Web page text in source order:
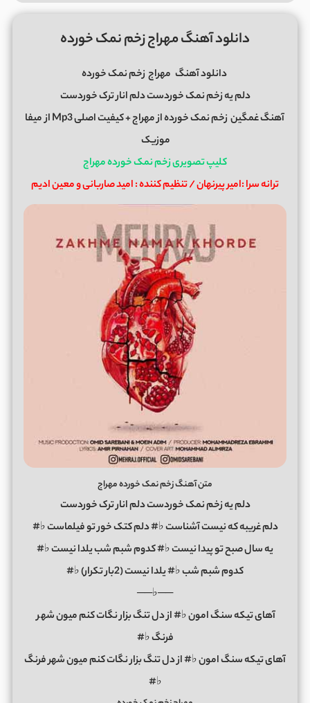
دانلود آهنگ مهراج زخم نمک خورده
دانلود آهنگ مهراج زخم نمک خورده
دلم یه زخم نمک خوردست دلم انار ترک خوردست
آهنگ غمگین زخم نمک خوردهازمهراج+ کیفیت اصلی Mp3 از
میفا
موزیک
کلیپ تصویری زخم نمک خورده مهراج
ترانه سرا :امیر پیرنهان / تنظیم کننده : امید صاربانی و معین ادیم
متن آهنگ زخم نمک خورده مهراج
دلم یه زخم نمک خوردست دلم انار ترک خوردست
دلم غریبه که نیست آشناست ♭# دلم کتک خور تو فیلماست ♭#
یه سال صبح تو پیدا نیست ♭# کدوم شبم شب یلدا نیست ♭#
کدوم شبم شب ♭# یلدا نیست (2بار تکرار) ♭#
──♭──
آهای تیکه سنگ امون ♭# از دل تنگ بزار نگات کنم میون شهر
فرنگ ♭#
آهای تیکه سنگ امون ♭# از دل تنگ بزار نگات کنم میون شهر فرنگ
♭#